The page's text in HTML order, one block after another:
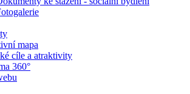
mapa
cíle a atraktivity
360°